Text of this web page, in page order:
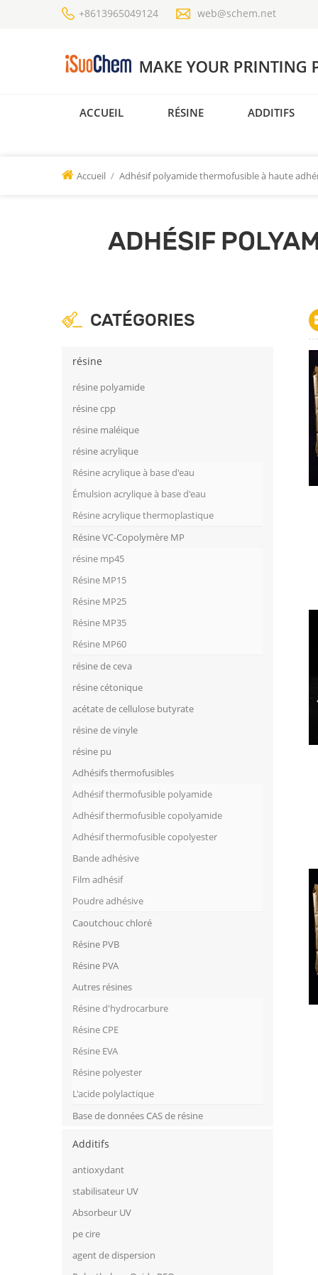
+8613965049124 web@schem.net
ACCUEIL RÉSINE ADDITIFS
Accueil / Adhésif polyamide thermofusible à haute
ADHÉSIF
CATÉGORIES
résine
résine polyamide
résine cpp
résine maléique
résine acrylique
Résine acrylique à base d'eau
Émulsion acrylique à base d'eau
Résine acrylique thermoplastique
Résine VC-Copolymère MP
résine mp45
Résine MP15
Résine MP25
Résine MP35
Résine MP60
résine de ceva
résine cétonique
acétate de cellulose butyrate
résine de vinyle
résine pu
Adhésifs thermofusibles
Adhésif thermofusible polyamide
Adhésif thermofusible copolyamide
Adhésif thermofusible copolyester
Bande adhésive
Film adhésif
Poudre adhésive
Caoutchouc chloré
Résine PVB
Résine PVA
Autres résines
Résine d'hydrocarbure
Résine CPE
Résine EVA
Résine polyester
L'acide polylactique
Base de données CAS de résine
Additifs
antioxydant
stabilisateur UV
Absorbeur UV
pe cire
agent de dispersion